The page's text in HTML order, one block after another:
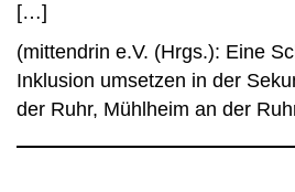
[…]
(mittendrin e.V. (Hrgs.): Eine
Inklusion umsetzen in der
der Ruhr, Mühlheim an der